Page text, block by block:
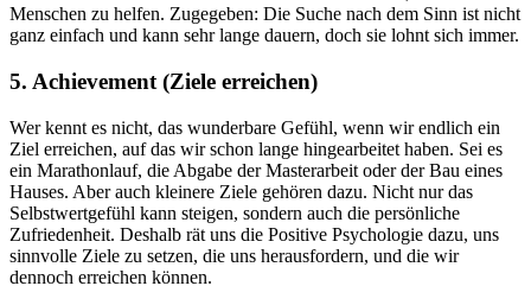
Menschen zu helfen. Zugegeben: Die Suche nach dem Sinn ist nicht
ganz einfach und kann sehr lange dauern, doch sie lohnt sich immer.
5. Achievement (Ziele erreichen)
Wer kennt es nicht, das wunderbare Gefühl, wenn wir endlich ein
Ziel erreichen, auf das wir schon lange hingearbeitet haben. Sei es
ein Marathonlauf, die Abgabe der Masterarbeit oder der Bau eines
Hauses. Aber auch kleinere Ziele gehören dazu. Nicht nur das
Selbstwertgefühl kann steigen, sondern auch die persönliche
Zufriedenheit. Deshalb rät uns die Positive Psychologie dazu, uns
sinnvolle Ziele zu setzen, die uns herausfordern, und die wir
dennoch erreichen können.